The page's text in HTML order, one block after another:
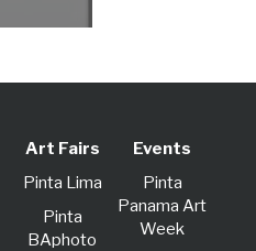
Art Fairs
Pinta Lima
Pinta
BAphoto
Events
Pinta
Panama Art
Week